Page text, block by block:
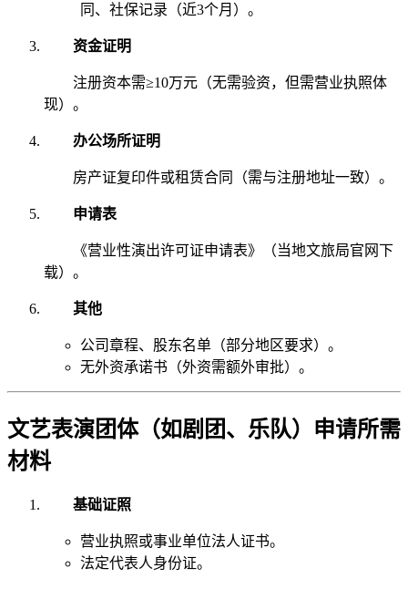
同、社保记录（近3个月）。
资金证明
注册资本需≥10万元（无需验资，但需营业执照体
现）。
办公场所证明
房产证复印件或租赁合同（需与注册地址一致）。
申请表
《营业性演出许可证申请表》（当地文旅局官网下
载）。
其他
公司章程、股东名单（部分地区要求）。
无外资承诺书（外资需额外审批）。
文艺表演团体（如剧团、乐队）申请所需
材料
基础证照
营业执照或事业单位法人证书。
法定代表人身份证。